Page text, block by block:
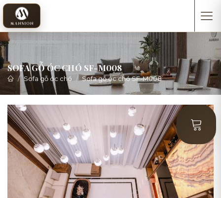
SOFA GỖ ÓC CHÓ SF-M008
Sofa gỗ óc chó Sofa gỗ óc chó SF-M008